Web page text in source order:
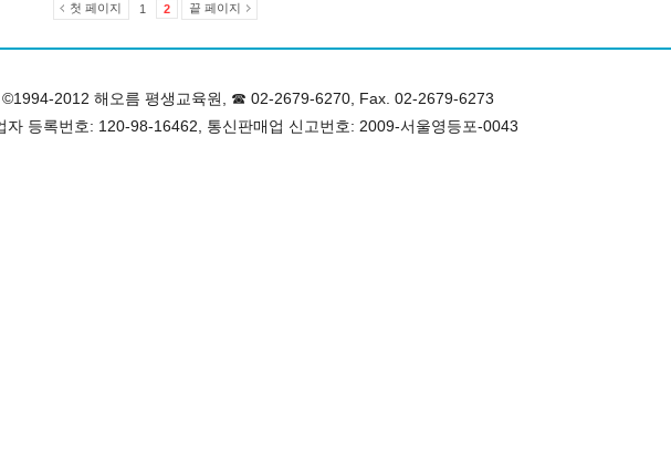
첫 페이지 1 2 끝 페이지
©1994-2012 해오름 평생교육원, ☎ 02-2679-6270, Fax. 02-2679-6273
자 등록번호: 120-98-16462, 통신판매업 신고번호: 2009-서울영등포-0043